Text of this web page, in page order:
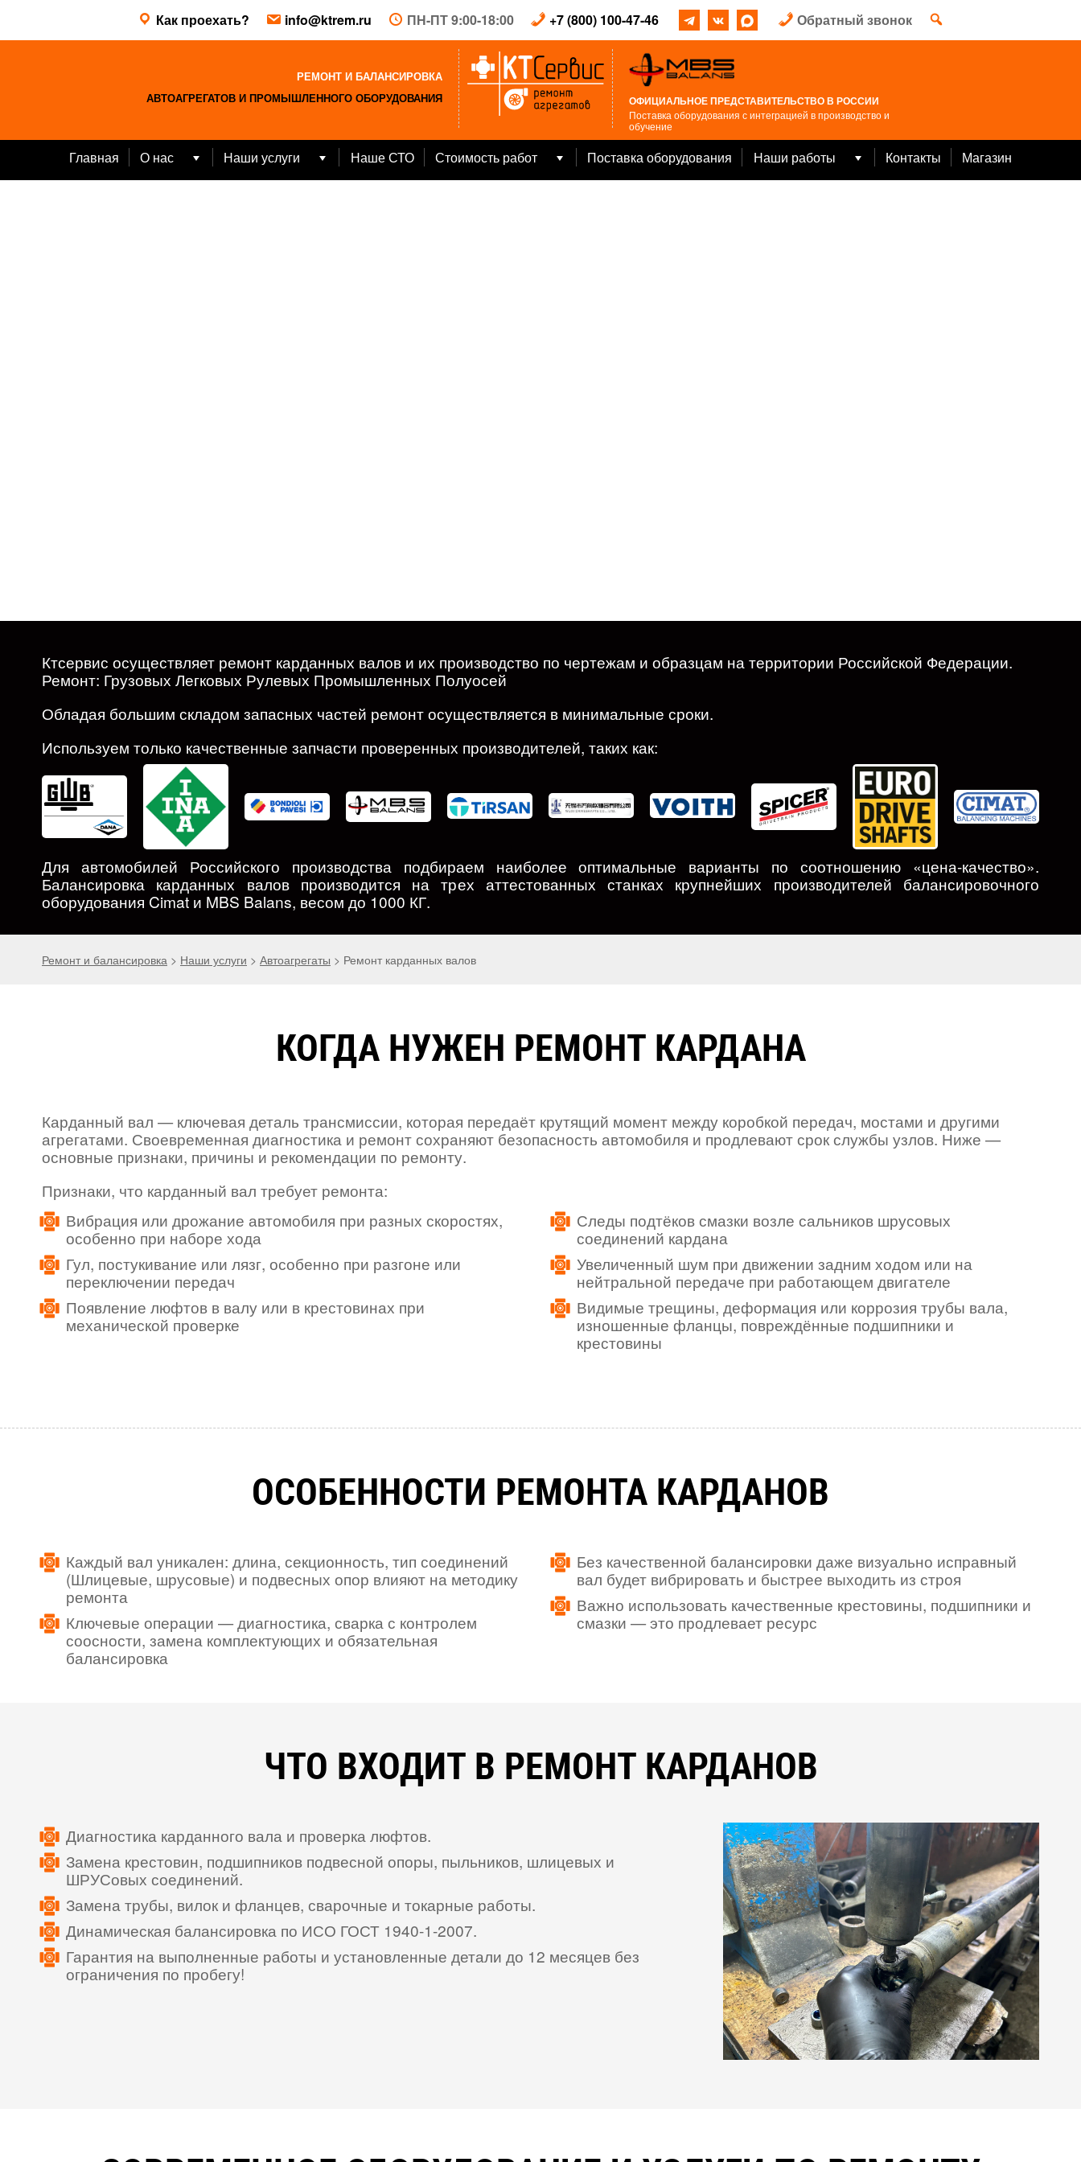
content
Как проехать? info@ktrem.ru ПН-ПТ 9:00-18:00 +7 (800) 100-47-46 Обратный звонок
РЕМОНТ И БАЛАНСИРОВКА
АВТОАГРЕГАТОВ И ПРОМЫШЛЕННОГО ОБОРУДОВАНИЯ
ОФИЦИАЛЬНОЕ ПРЕДСТАВИТЕЛЬСТВО В РОССИИ
Поставка оборудования с интеграцией в производство и
обучение
Главная О нас
Open
Наши услуги
Open
Наше СТО Стоимость работ
Open
Поставка оборудования Наши работы
Open
Контакты Магазин
Ктсервис осуществляет ремонт карданных валов и их производство по чертежам и образцам на территории Российской Федерации.
Ремонт: Грузовых Легковых Рулевых Промышленных Полуосей
Обладая большим складом запасных частей ремонт осуществляется в минимальные сроки.
Используем только качественные запчасти проверенных производителей, таких как:
Для автомобилей Российского производства подбираем наиболее оптимальные варианты по соотношению «цена-качество».
Балансировка карданных валов производится на трех аттестованных станках крупнейших производителей балансировочного
оборудования Cimat и MBS Balans, весом до 1000 КГ.
Ремонт и балансировка > Наши услуги > Автоагрегаты > Ремонт карданных валов
КОГДА НУЖЕН РЕМОНТ КАРДАНА
Карданный вал — ключевая деталь трансмиссии, которая передаёт крутящий момент между коробкой передач, мостами и другими
агрегатами. Своевременная диагностика и ремонт сохраняют безопасность автомобиля и продлевают срок службы узлов. Ниже —
основные признаки, причины и рекомендации по ремонту.
Признаки, что карданный вал требует ремонта:
Вибрация или дрожание автомобиля при разных скоростях,
особенно при наборе хода
Гул, постукивание или лязг, особенно при разгоне или
переключении передач
Появление люфтов в валу или в крестовинах при
механической проверке
Следы подтёков смазки возле сальников шрусовых
соединений кардана
Увеличенный шум при движении задним ходом или на
нейтральной передаче при работающем двигателе
Видимые трещины, деформация или коррозия трубы вала,
изношенные фланцы, повреждённые подшипники и
крестовины
ОСОБЕННОСТИ РЕМОНТА КАРДАНОВ
Каждый вал уникален: длина, секционность, тип соединений
(Шлицевые, шрусовые) и подвесных опор влияют на методику
ремонта
Ключевые операции — диагностика, сварка с контролем
соосности, замена комплектующих и обязательная
балансировка
Без качественной балансировки даже визуально исправный
вал будет вибрировать и быстрее выходить из строя
Важно использовать качественные крестовины, подшипники и
смазки — это продлевает ресурс
ЧТО ВХОДИТ В РЕМОНТ КАРДАНОВ
Диагностика карданного вала и проверка люфтов.
Замена крестовин, подшипников подвесной опоры, пыльников, шлицевых и
ШРУСовых соединений.
Замена трубы, вилок и фланцев, сварочные и токарные работы.
Динамическая балансировка по ИСО ГОСТ 1940-1-2007.
Гарантия на выполненные работы и установленные детали до 12 месяцев без
ограничения по пробегу!